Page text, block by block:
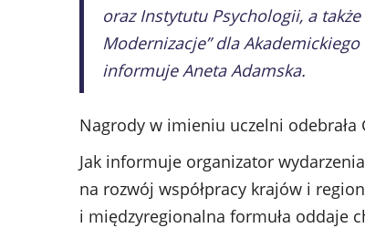
oraz Instytutu Psychologii, a
Modernizacje” dla
informuje Aneta Adamska.
Nagrody w imieniu uczelni odebrała
Jak informuje organizator
na rozwój współpracy krajów i
i międzyregionalna formuła oddaje